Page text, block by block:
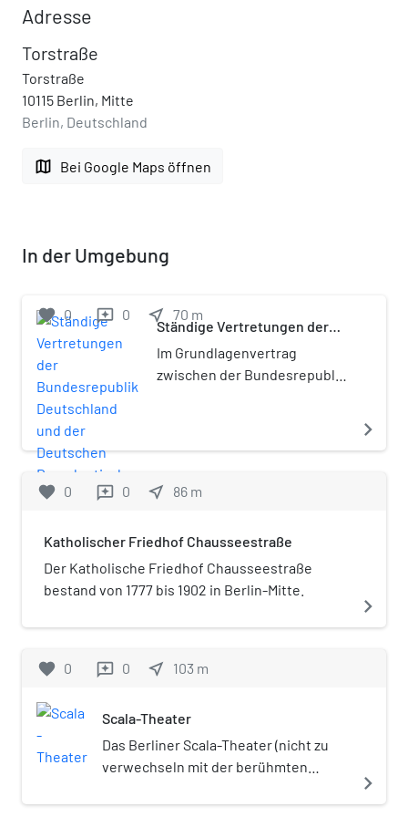
Adresse
Torstraße
Torstraße
10115 Berlin, Mitte
Berlin, Deutschland
map Bei Google Maps öffnen
In der Umgebung
favorite 0 reviews 0 near_me 70 m
Ständige Vertretungen der
und der Deutschen
Demokratischen Republik
Im Grundlagenvertrag
zwischen der Bundesrepublik
getreten) wurde die
Einrichtung Ständiger
beschlossen (Artikel 8).
navigate_next
favorite 0 reviews 0 near_me 86 m
Katholischer Friedhof Chausseestraße
Der Katholische Friedhof Chausseestraße
bestand von 1777 bis 1902 in Berlin-Mitte.
navigate_next
favorite 0 reviews 0 near_me 103 m
Scala-Theater
Das Berliner Scala-Theater (nicht zu
verwechseln mit der berühmten
Privattheater, das nur kurze Zeit unter
navigate_next